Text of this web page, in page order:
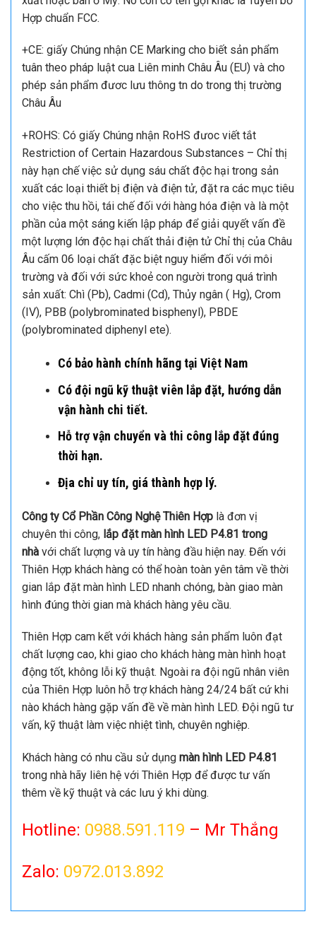
Hợp chuẩn FCC.
+CE: giấy Chúng nhận CE Marking cho biết sản phẩm
tuân theo pháp luật cua Liên minh Châu Âu (EU) và cho
phép sản phẩm đươc lưu thông tn do trong thị trường
Châu Âu
+ROHS: Có giấy Chúng nhận RoHS đưoc viết tắt
Restriction of Certain Hazardous Substances – Chỉ thị
này hạn chế việc sử dụng sáu chất độc hại trong sản
xuất các loại thiết bị điện và điện tử, đặt ra các mục tiêu
cho việc thu hồi, tái chế đối với hàng hóa điện và là một
phần của một sáng kiến lập pháp để giải quyết vấn đề
một lượng lớn độc hại chất thải điện tử Chỉ thị của Châu
Âu cấm 06 loại chất đặc biệt nguy hiểm đối với môi
trường và đối với sức khoẻ con người trong quá trình
sản xuất: Chì (Pb), Cadmi (Cd), Thủy ngân ( Hg), Crom
(IV), PBB (polybrominated bisphenyl), PBDE
(polybrominated diphenyl ete).
Có bảo hành chính hãng tại Việt Nam
Có đội ngũ kỹ thuật viên lắp đặt, hướng dẫn
vận hành chi tiết.
Hỗ trợ vận chuyển và thi công lắp đặt đúng
thời hạn.
Địa chỉ uy tín, giá thành hợp lý.
Công ty Cổ Phần Công Nghệ Thiên Hợp là đơn vị
chuyên thi công, lắp đặt màn hình LED P4.81 trong
nhà với chất lượng và uy tín hàng đầu hiện nay. Đến với
Thiên Hợp khách hàng có thể hoàn toàn yên tâm về thời
gian lắp đặt màn hình LED nhanh chóng, bàn giao màn
hình đúng thời gian mà khách hàng yêu cầu.
Thiên Hợp cam kết với khách hàng sản phẩm luôn đạt
chất lượng cao, khi giao cho khách hàng màn hình hoạt
động tốt, không lỗi kỹ thuật. Ngoài ra đội ngũ nhân viên
của Thiên Hợp luôn hỗ trợ khách hàng 24/24 bất cứ khi
nào khách hàng gặp vấn đề về màn hình LED. Đội ngũ tư
vấn, kỹ thuật làm việc nhiệt tình, chuyên nghiệp.
Khách hàng có nhu cầu sử dụng màn hình LED P4.81
trong nhà hãy liên hệ với Thiên Hợp để được tư vấn
thêm về kỹ thuật và các lưu ý khi dùng.
Hotline: 0988.591.119 – Mr Thắng
Zalo: 0972.013.892